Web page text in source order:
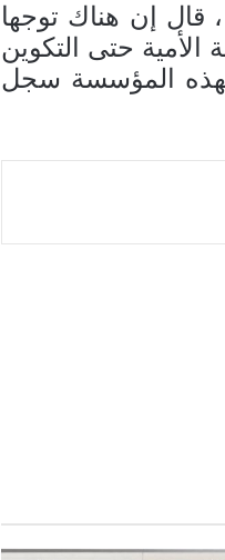
قال إن هناك توجها
الأمية حتى التكوين
بهذه المؤسسة سجل